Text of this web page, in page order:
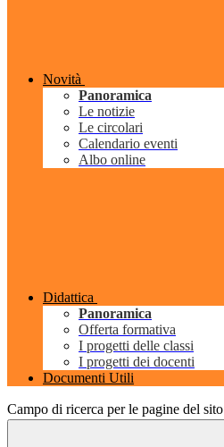
Novità
Panoramica
Le notizie
Le circolari
Calendario eventi
Albo online
Didattica
Panoramica
Offerta formativa
I progetti delle classi
I progetti dei docenti
Documenti Utili
Campo di ricerca per le pagine del sito